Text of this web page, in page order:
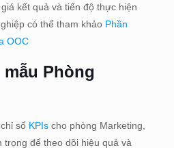
kết quả và tiến độ thực hiện
có thể tham khảo Phần
OOC
Phòng
số KPIscho phòng Marketing,
trọng để theo dõi hiệu quả và